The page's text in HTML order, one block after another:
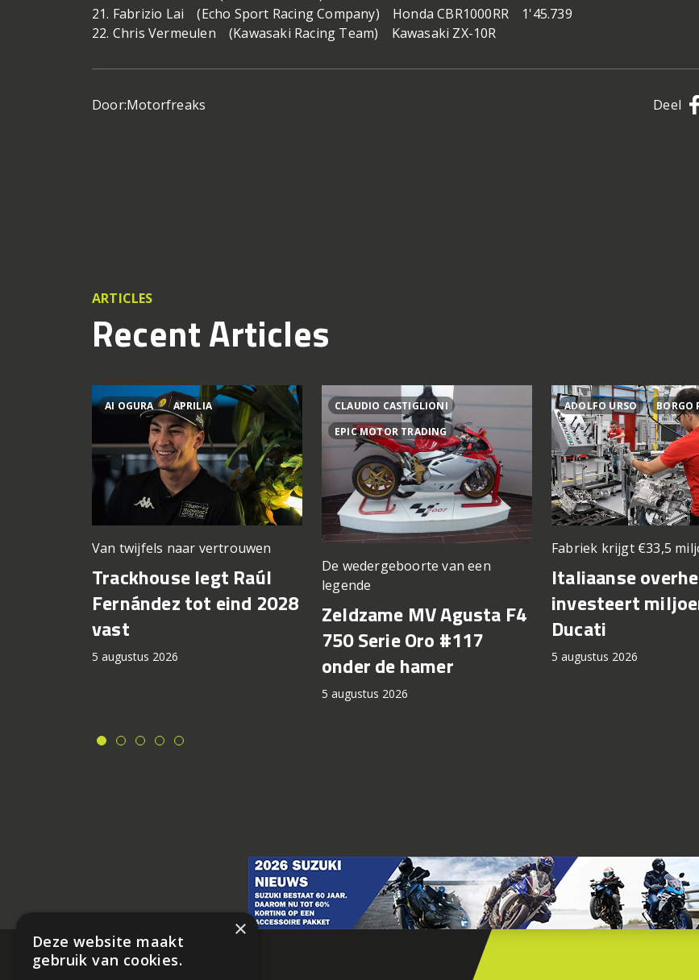
21. Fabrizio Lai (Echo Sport Racing Company) Honda CBR1000RR 1'45.739
22. Chris Vermeulen (Kawasaki Racing Team) Kawasaki ZX-10R
Door:Motorfreaks Deel
ARTICLES
Recent Articles
AI OGURA APRILIA
Van twijfels naar vertrouwen
Trackhouse legt Raúl
Fernández tot eind 2028
vast
5 augustus 2026
CLAUDIO CASTIGLIONI
EPIC MOTOR TRADING
De wedergeboorte van een
legende
Zeldzame MV Agusta F4
750 Serie Oro #117
onder de hamer
5 augustus 2026
ADOLFO URSO BORGO
Fabriek krijgt €33,5
Italiaanse
investeert
Ducati
5 augustus 2026
×
Deze website maakt
gebruik van cookies.